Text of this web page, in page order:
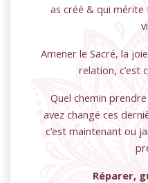
as créé & qui
Amener le Sacré, la
relation, c’est
Quel chemin
avez changé ces
c’est maintenant ou
Réparer,